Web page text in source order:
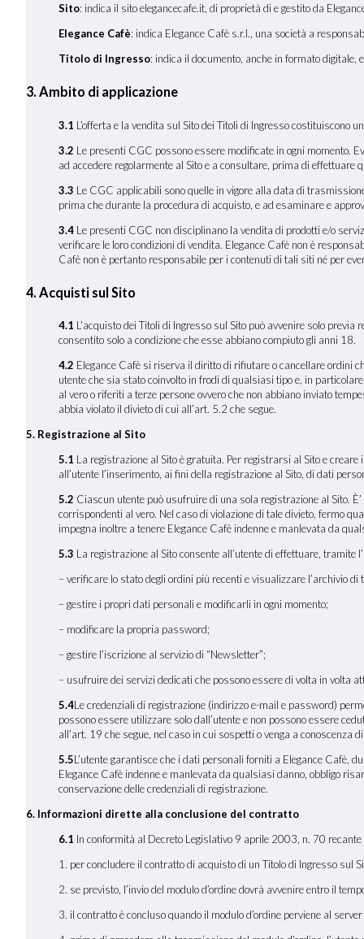
Sito: indica il sito elegancecafe.it, di proprietà di e gestito da
Elegance Cafè: indica Elegance Cafè s.r.l., una società a
Titolo di Ingresso: indica il documento, anche in formato digitale,
3. Ambito di applicazione
3.1 L’offerta e la vendita sul Sito dei Titoli di Ingresso
3.2 Le presenti CGC possono essere modificate in ogni momento.
ad accedere regolarmente al Sito e a consultare, prima di
3.3 Le CGC applicabili sono quelle in vigore alla data di
prima che durante la procedura di acquisto, e ad esaminare e
3.4 Le presenti CGC non disciplinano la vendita di prodotti e/o
verificare le loro condizioni di vendita. Elegance Cafè non è
Cafè non è pertanto responsabile per i contenuti di tali siti né per
4. Acquisti sul Sito
4.1 L’acquisto dei Titoli di Ingresso sul Sito può avvenire solo
consentito solo a condizione che esse abbiano compiuto gli anni 18.
4.2 Elegance Cafè si riserva il diritto di rifiutare o cancellare ordini
utente che sia stato coinvolto in frodi di qualsiasi tipo e, in
al vero o riferiti a terze persone ovvero che non abbiano inviato
abbia violato il divieto di cui all’art. 5.2 che segue.
5. Registrazione al Sito
5.1 La registrazione al Sito è gratuita. Per registrarsi al Sito e
all’utente l’inserimento, ai fini della registrazione al Sito, di dati
5.2 Ciascun utente può usufruire di una sola registrazione al Sito.
corrispondenti al vero. Nel caso di violazione di tale divieto, fermo
impegna inoltre a tenere Elegance Cafè indenne e manlevata da
5.3 La registrazione al Sito consente all’utente di effettuare, tramite
– verificare lo stato degli ordini più recenti e visualizzare l’archivio
– gestire i propri dati personali e modificarli in ogni momento;
– modificare la propria password;
– gestire l’iscrizione al servizio di “Newsletter”;
– usufruire dei servizi dedicati che possono essere di volta in volta
5.4Le credenziali di registrazione (indirizzo e-mail e password)
possono essere utilizzare solo dall’utente e non possono essere
all’art. 19 che segue, nel caso in cui sospetti o venga a conoscenza
5.5L’utente garantisce che i dati personali forniti a Elegance Cafè,
Elegance Cafè indenne e manlevata da qualsiasi danno, obbligo
conservazione delle credenziali di registrazione.
6. Informazioni dirette alla conclusione del contratto
6.1 In conformità al Decreto Legislativo 9 aprile 2003, n. 70
1. per concludere il contratto di acquisto di un Titolo di Ingresso sul
2. se previsto, l’invio del modulo d’ordine dovrà avvenire entro il
3. il contratto è concluso quando il modulo d’ordine perviene al